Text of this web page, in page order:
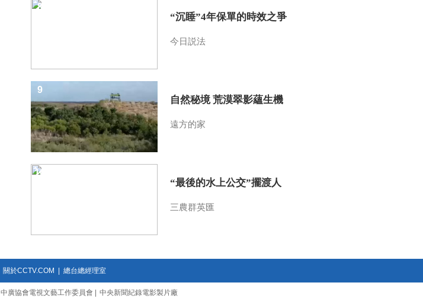
“沉睡”4年保單的時效之爭
今日説法
8
自然秘境 荒漠翠影蘊生機
遠方的家
9
“最後的水上公交”擺渡人
三農群英匯
10
關於CCTV.COM 總台總經理室
中廣協會電視文藝工作委員會 中央新聞紀錄電影製片廠